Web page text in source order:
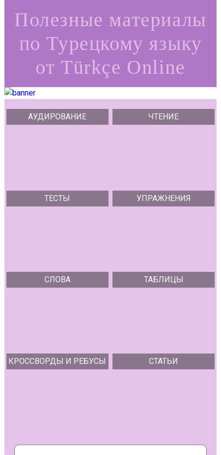
Полезные материалы
по Турецкому языку
от Türkçe Online
АУДИРОВАНИЕ ЧТЕНИЕ
ТЕСТЫ УПРАЖНЕНИЯ
СЛОВА ТАБЛИЦЫ
КРОССВОРДЫ И РЕБУСЫ СТАТЬИ